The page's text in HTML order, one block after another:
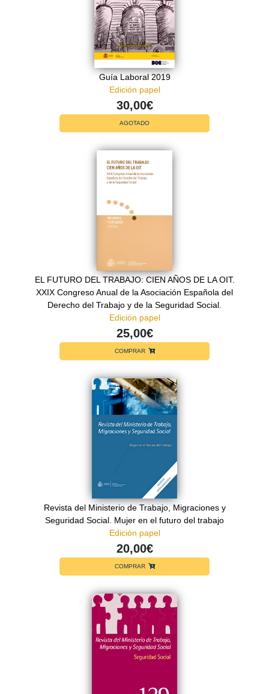
Guía Laboral 2019
Edición papel
30,00€
AGOTADO
EL FUTURO DEL TRABAJO: CIEN AÑOS DE LA OIT.
XXIX Congreso Anual de la Asociación Española del
Derecho del Trabajo y de la Seguridad Social.
Edición papel
25,00€
COMPRAR
Revista del Ministerio de Trabajo, Migraciones y
Seguridad Social. Mujer en el futuro del trabajo
Edición papel
20,00€
COMPRAR